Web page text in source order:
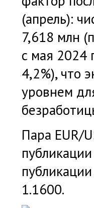
(апрель):
7,618 млн
с мая 2024
4,2%), что
уровнем
Пара EUR/
1.1600.